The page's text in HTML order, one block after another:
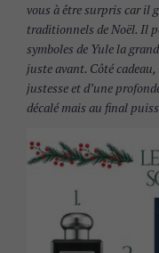
vous à être surpris car il
traditionnels de Noël. Il
symboles de Yule la
juste avant. Côté
justesse et d’une
décalé mais au final